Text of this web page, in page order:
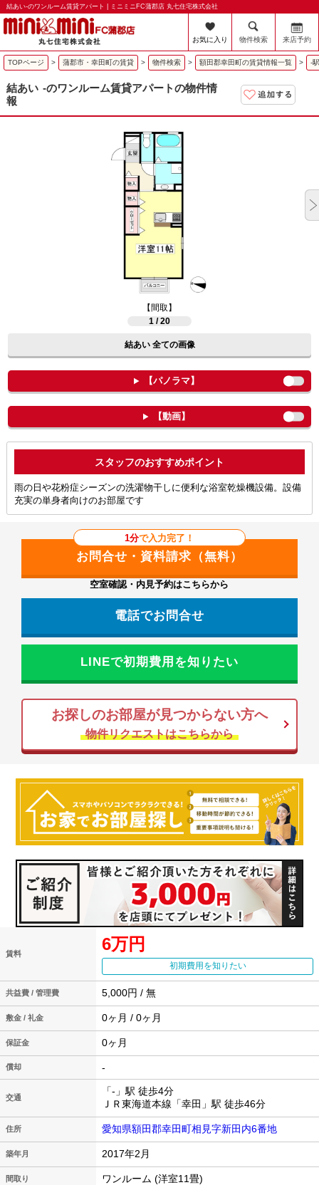
結あい-のワンルーム賃貸アパート | ミニミニFC蒲郡店 丸七住宅株式会社
お気に入り 物件検索 来店予約
TOPページ > 蒲郡市・幸田町の賃貸 > 物件検索 > 額田郡幸田町の賃貸情報一覧 > -
結あい -のワンルーム賃貸アパートの物件情
報
【間取】
1 / 20
結あい 全ての画像
【パノラマ】
【動画】
ポイント
雨の日や花粉症シーズンの洗濯物干しに便利な浴室乾燥機設備。設備
充実の単身者向けのお部屋です
1分で入力完了！
空室確認・内見予約はこちらから
電話でお問合せ
LINEで初期費用を知りたい
お探しのお部屋が見つからない方へ
物件リクエストはこちらから
賃料 6万円
初期費用を知りたい
共益費 / 管理費 5,000円 / 無
敷金 / 礼金 0ヶ月 / 0ヶ月
保証金 0ヶ月
償却 -
交通
「-」駅 徒歩4分
ＪＲ東海道本線「幸田」駅 徒歩46分
住所 愛知県額田郡幸田町相見字新田内6番地
築年月 2017年2月
間取り ワンルーム (洋室11畳)